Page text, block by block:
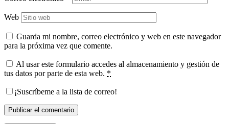
Web
Guarda mi nombre, correo electrónico y web en este navegador
para la próxima vez que comente.
Al usar este formulario accedes al almacenamiento y gestión de
tus datos por parte de esta web. *
¡Suscríbeme a la lista de correo!
Publicar el comentario